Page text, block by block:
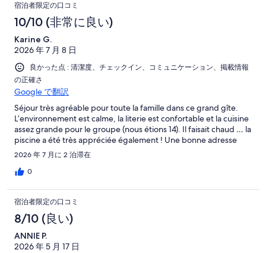
宿泊者限定の口コミ
10/10 (非常に良い)
Karine G.
2026 年 7 月 8 日
良かった点 : 清潔度、チェックイン、コミュニケーション、掲載情報
の正確さ
Google で翻訳
Séjour très agréable pour toute la famille dans ce grand gîte.
L’environnement est calme, la literie est confortable et la cuisine
assez grande pour le groupe (nous étions 14). Il faisait chaud … la
piscine a été très appréciée également ! Une bonne adresse
2026 年 7 月に 2 泊滞在
0
宿泊者限定の口コミ
8/10 (良い)
ANNIE P.
2026 年 5 月 17 日